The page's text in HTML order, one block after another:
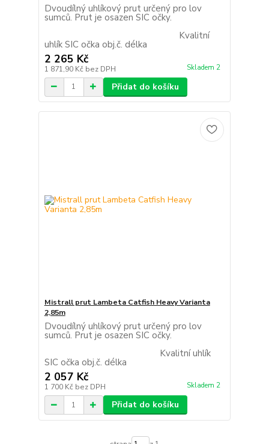
Dvoudílný uhlíkový prut určený pro lov
sumců. Prut je osazen SIC očky.
Kvalitní
uhlík SIC očka obj.č. délka
2 265 Kč
1 871,90 Kč bez DPH Skladem 2
Přidat do košíku
Mistrall prut Lambeta Catfish Heavy Varianta
2,85m
Dvoudílný uhlíkový prut určený pro lov
sumců. Prut je osazen SIC očky.
Kvalitní uhlík
SIC očka obj.č. délka
2 057 Kč
1 700 Kč bez DPH Skladem 2
Přidat do košíku